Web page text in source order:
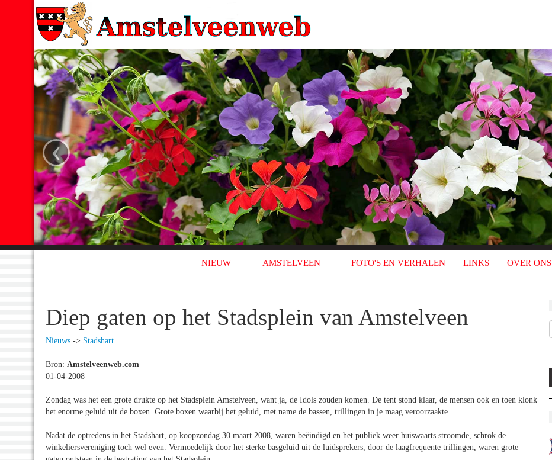
‹
NIEUW AMSTELVEEN FOTO'S EN VERHALEN LINKS OVER ONS
Diep gaten op het Stadsplein van Amstelveen
Nieuws -> Stadshart
Bron: Amstelveenweb.com
01-04-2008
Zondag was het een grote drukte op het Stadsplein Amstelveen, want ja, de Idols zouden komen. De tent stond klaar, de mensen ook en toen klonk
het enorme geluid uit de boxen. Grote boxen waarbij het geluid, met name de bassen, trillingen in je maag veroorzaakte.
Nadat de optredens in het Stadshart, op koopzondag 30 maart 2008, waren beëindigd en het publiek weer huiswaarts stroomde, schrok de
winkeliersvereniging toch wel even. Vermoedelijk door het sterke basgeluid uit de luidsprekers, door de laagfrequente trillingen, waren grote